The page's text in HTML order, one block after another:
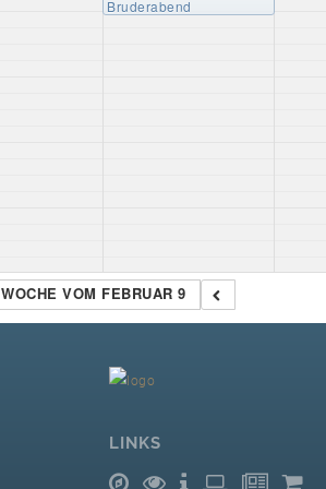
Bruderabend
WOCHE VOM FEBRUAR 9
LINKS